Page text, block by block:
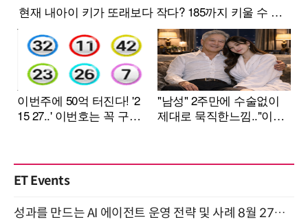
ET Events
성과를 만드는 AI 에이전트 운영 전략 및 사례 8월 27일 개최